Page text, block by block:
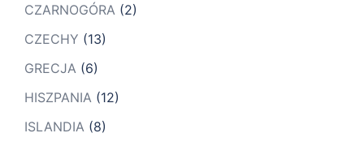
CZARNOGÓRA (2)
CZECHY (13)
GRECJA (6)
HISZPANIA (12)
ISLANDIA (8)